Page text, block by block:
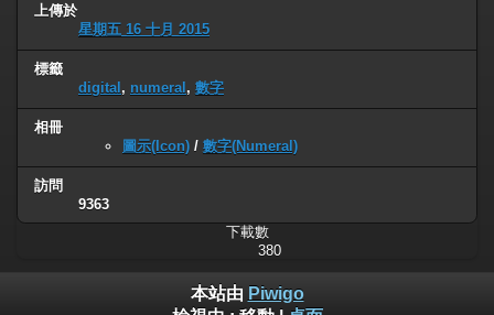
上傳於
星期五 16 十月 2015
標籤
digital , numeral , 數字
相冊
圖示(Icon) / 數字(Numeral)
訪問
9363
下載數
380
本站由 Piwigo